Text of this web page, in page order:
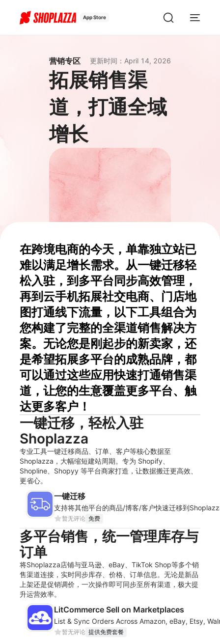
App Store
营销专区 更新时间 ： April 14, 2026
拓展销售渠
道，打通全域
增长
在跨境电商的今天，单靠独立站已
难以满足增长需求。从一键迁移轻
松入驻，到多平台同步高效管理，
再到云手机拓展社交电商、门店地
图打通线下流量，以下工具组合为
您构建了完整的全渠道销售解决方
案。无论您是刚起步的新卖家，还
是希望拓展多平台的成熟品牌，都
可以通过这些应用快速打通销售渠
道，让您的生意覆盖更多平台、触
达更多客户！
一键迁移，轻松入驻
Shoplazza
专业工具一键迁移商品、订单、客户等核心数据至
Shoplazza，大幅缩短建站周期。专为 Shopify、
Shopline、Shopyy 等平台商家打造，让数据搬迁更高效、
更省心。
一键迁移
支持将其他平台的商品/博客/客户快速迁移到
暂无评论 免费
多平台销售，统一管理库存与
订单
将Shoplazza店铺与亚马逊、eBay、TikTok Shop等多个销
售渠道连接，实时同步库存、价格、订单信息。无论是新品
上架还是促销调价，一次操作即可同步至所有渠道，极大提
升运营效率。
LitCommerce Sell on Marketplaces
List & Sync Orders Across Amazon, eBay, Etsy,
暂无评论 提供免费套餐